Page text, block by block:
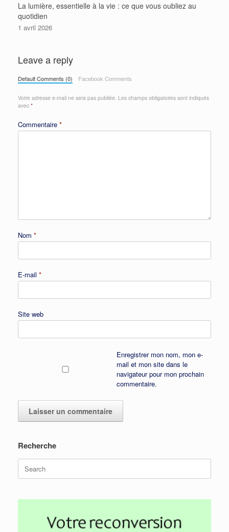
La lumière, essentielle à la vie : ce que vous oubliez au
quotidien
1 avril 2026
Leave a reply
Default Comments (0) Facebook Comments
Votre adresse e-mail ne sera pas publiée. Les champs obligatoires sont indiqués
avec *
Commentaire *
Nom *
E-mail *
Site web
Enregistrer mon nom, mon e-
mail et mon site dans le
navigateur pour mon prochain
commentaire.
Recherche
Search
for: